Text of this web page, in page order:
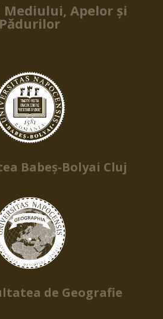
Apelor și
Pădurilor
Babeș-Bolyai Cluj
de Geografie